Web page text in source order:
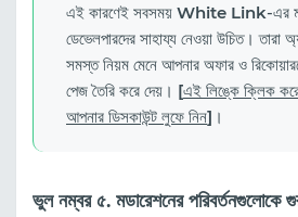
এই কারণেই সবসময় White Link-এর
ডেভেলপারদের সাহায্য নেওয়া উচিত। তারা
সমস্ত নিয়ম মেনে আপনার অফার ও
পেজ তৈরি করে দেয়। [এই লিঙ্কে ক্লিক
আপনার ডিসকাউন্ট লুফে নিন] ।
ভুল নম্বর ৫. মডারেশনের পরিবর্তনগুলোকে